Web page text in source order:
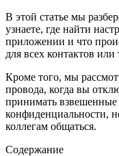
В этой статье мы
узнаете, где найти
приложении и что
для всех контактов
Кроме того, мы
провода, когда вы
принимать взвешенные
конфиденциальности,
коллегам общаться.
Содержание